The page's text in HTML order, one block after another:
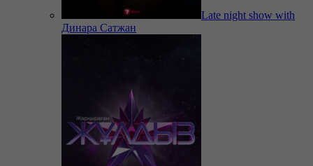
Late night show with
Динара Сатжан